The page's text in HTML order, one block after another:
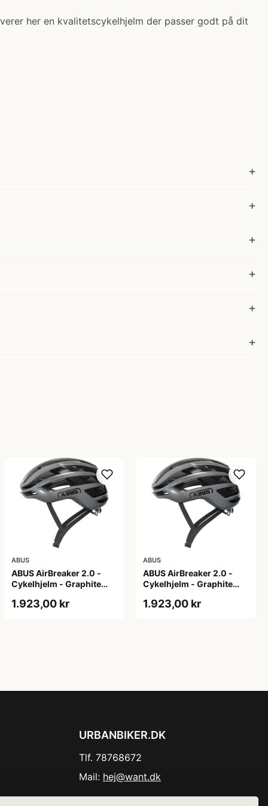
her en kvalitetscykelhjelm der passer godt på dit
ABUS
ABUS AirBreaker 2.0 -
Cykelhjelm - Graphite
1.923,00 kr
ABUS
ABUS AirBreaker 2.0 -
Cykelhjelm - Graphite
1.923,00 kr
URBANBIKER.DK
Tlf. 78768672
Mail: hej@want.dk